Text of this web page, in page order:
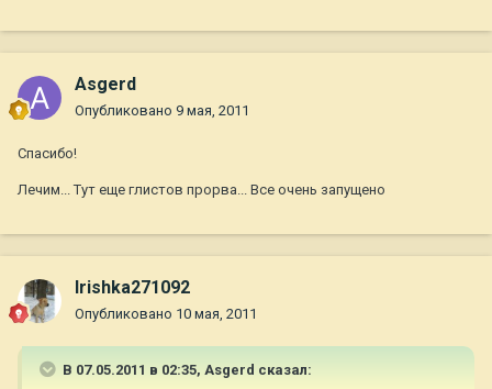
Asgerd
Опубликовано 9 мая, 2011
Спасибо!
Лечим... Тут еще глистов прорва... Все очень запущено
Irishka271092
Опубликовано 10 мая, 2011
В 07.05.2011 в 02:35, Asgerd сказал: